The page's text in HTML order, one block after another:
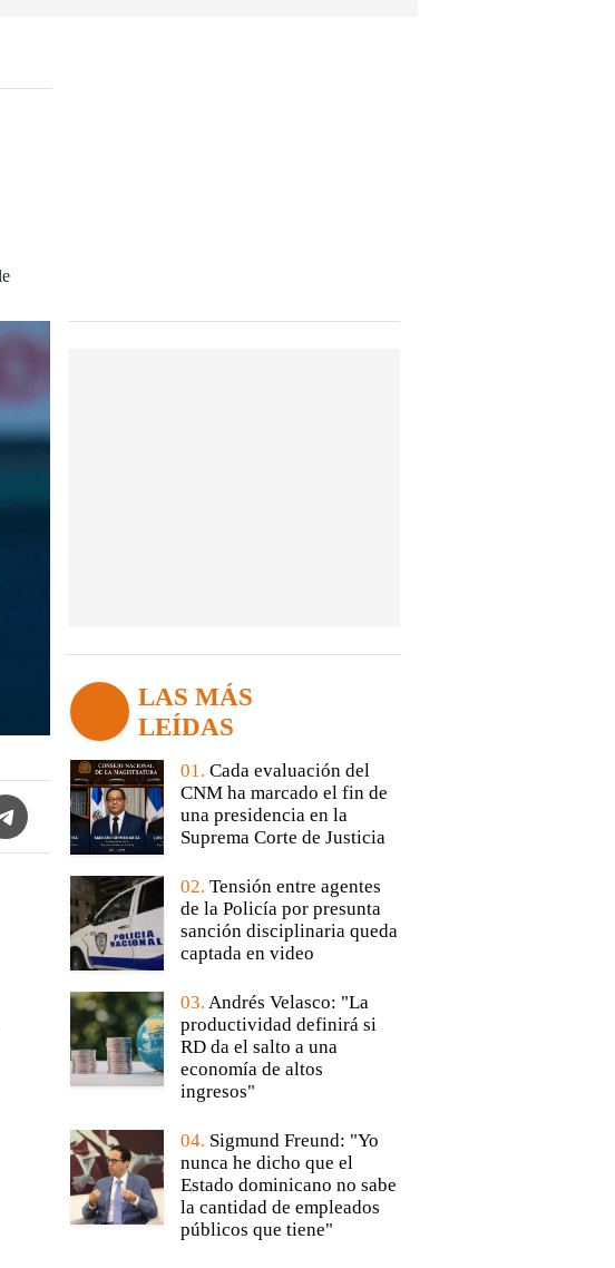
Icon
LAS MÁS
LEÍDAS
01. Cada evaluación del
CNM ha marcado el fin de
una presidencia en la
Suprema Corte de Justicia
02. Tensión entre agentes
de la Policía por presunta
sanción disciplinaria queda
captada en video
03. Andrés Velasco: "La
productividad definirá si
RD da el salto a una
economía de altos
ingresos"
04. Sigmund Freund: "Yo
nunca he dicho que el
Estado dominicano no sabe
la cantidad de empleados
públicos que tiene"